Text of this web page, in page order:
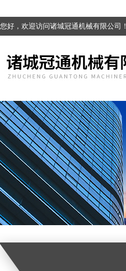
您好，欢迎访问诸城冠通机械有限公司！